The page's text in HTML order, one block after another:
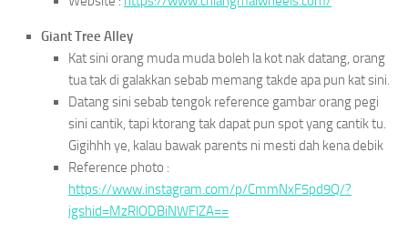
Giant Tree Alley
Kat sini orang muda muda boleh la kot nak datang, orang
tua tak di galakkan sebab memang takde apa pun kat sini.
Datang sini sebab tengok reference gambar orang pegi
sini cantik, tapi ktorang tak dapat pun spot yang cantik tu.
Gigihhh ye, kalau bawak parents ni mesti dah kena debik
Reference photo :
https://www.instagram.com/p/CmmNxF5pd9Q/?
igshid=MzRlODBiNWFlZA==